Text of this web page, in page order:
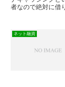
者なので絶対に借
ネット融資